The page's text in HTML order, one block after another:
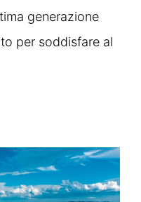
generazione
per soddisfare al